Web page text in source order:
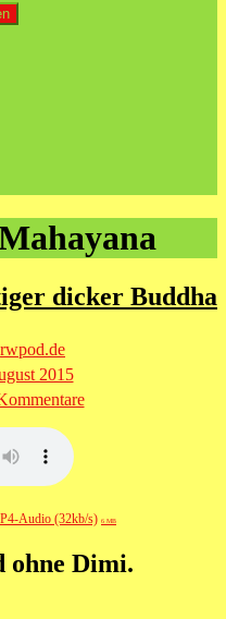
dicker Buddha
rwpod.de
2015
zu
Folge
dicker
Buddha
Audio (32kb/s) 6 MB
ohne Dimi.